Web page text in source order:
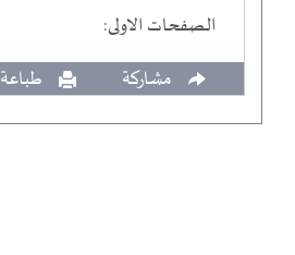
الصفحات الاولى:
مشاركة
طباعة